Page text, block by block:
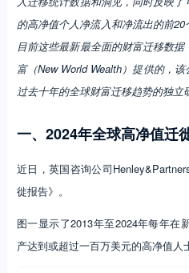
的高净值个人净流入和净流出的前20
目前这些最新最全面的财富迁移数
富（New World Wealth）提供的，
过去十年的全球财富迁移趋势的独立
一、2024年全球高净值迁
近日，英国咨询公司
徙报告》。
图一显示了2013年至2024年每年在
产达到或超过一百万美元的高净值人